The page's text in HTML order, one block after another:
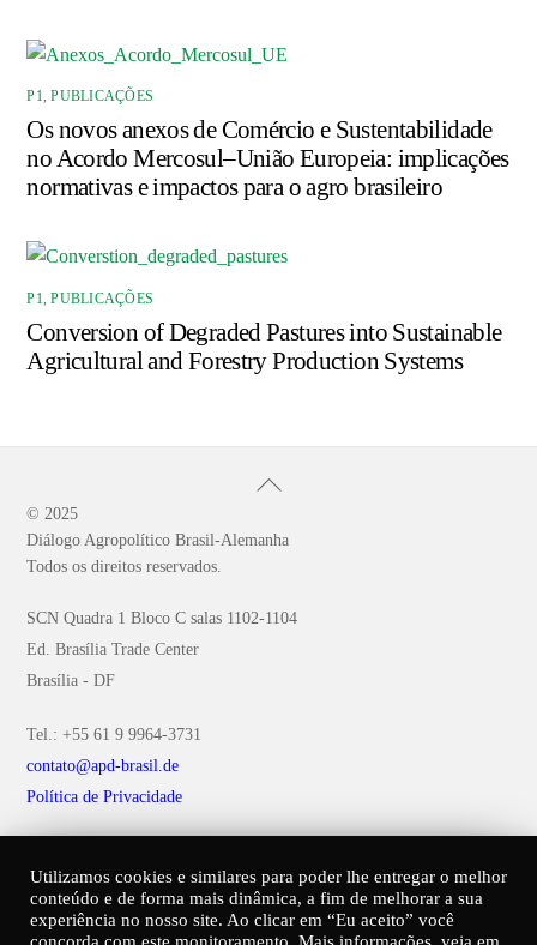
P1,PUBLICAÇÕES
Os novos anexos de Comércio e Sustentabilidade
no Acordo Mercosul–União Europeia: implicações
normativas e impactos para o agro brasileiro
P1,PUBLICAÇÕES
Conversion of Degraded Pastures into Sustainable
Agricultural and Forestry Production Systems
Back
Top
© 2025
Diálogo Agropolítico Brasil-Alemanha
Todos os direitos reservados.
SCN Quadra 1 Bloco C salas 1102-1104
Ed. Brasília Trade Center
Brasília - DF
Tel.: +55 61 9 9964-3731
contato@apd-brasil.de
Política de Privacidade
Utilizamos cookies e similares para poder lhe entregar o melhor
conteúdo e de forma mais dinâmica, a fim de melhorar a sua
experiência no nosso site. Ao clicar em “Eu aceito” você